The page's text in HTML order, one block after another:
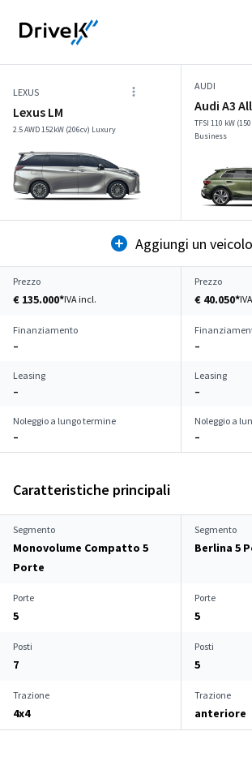
LEXUS
Lexus LM
2.5 AWD 152kW (206cv) Luxury
AUDI
Audi A3
TFSI 110 kW
Business
Aggiungi un veicolo
Prezzo
€ 135.000*IVA incl.
Prezzo
€ 40.050*
Finanziamento
–
–
Leasing
–
Leasing
–
Noleggio a lungo termine
–
Noleggio a
–
Caratteristiche principali
Segmento
Monovolume Compatto 5
Porte
Segmento
Berlina 5
Porte
5
Porte
5
Posti
7
Posti
5
Trazione
4x4
Trazione
anteriore